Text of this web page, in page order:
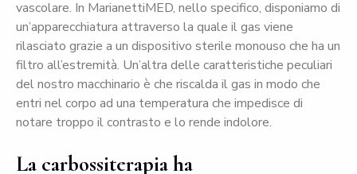
vascolare. In MarianettiMED, nello specifico, disponiamo di
un’apparecchiatura attraverso la quale il gas viene
rilasciato grazie a un dispositivo sterile monouso che ha un
filtro all’estremità. Un’altra delle caratteristiche peculiari
del nostro macchinario è che riscalda il gas in modo che
entri nel corpo ad una temperatura che impedisce di
notare troppo il contrasto e lo rende indolore.
La carbossiterapia ha